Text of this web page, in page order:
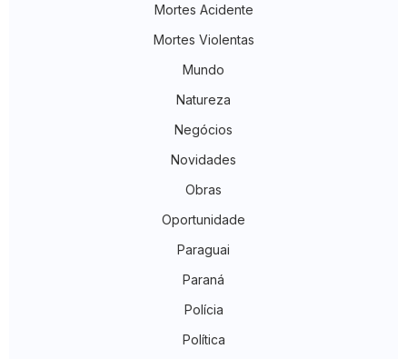
Mortes Acidente
Mortes Violentas
Mundo
Natureza
Negócios
Novidades
Obras
Oportunidade
Paraguai
Paraná
Polícia
Política